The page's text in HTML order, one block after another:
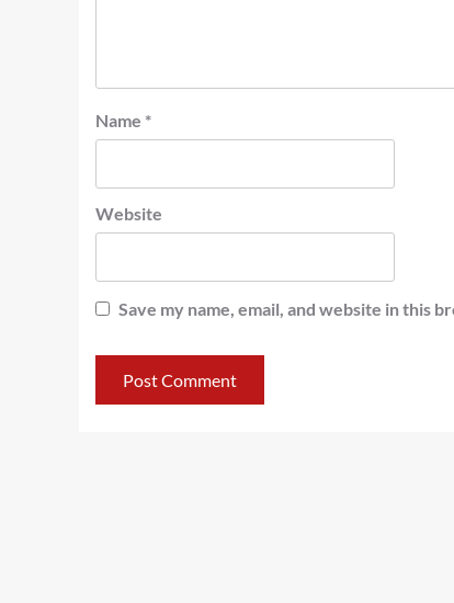
Name *
Website
Save my name, email, and website in this